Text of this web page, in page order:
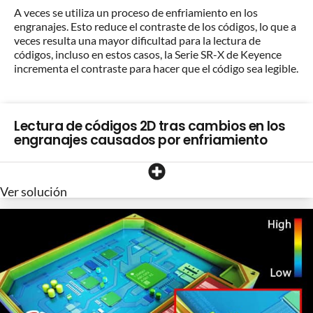
A veces se utiliza un proceso de enfriamiento en los
engranajes. Esto reduce el contraste de los códigos, lo que a
veces resulta una mayor dificultad para la lectura de
códigos, incluso en estos casos, la Serie SR-X de Keyence
incrementa el contraste para hacer que el código sea legible.
Lectura de códigos 2D tras cambios en los
engranajes causados por enfriamiento
Ver solución